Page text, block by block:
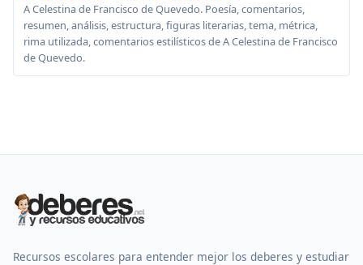
A Celestina de Francisco de Quevedo. Poesía, comentarios,
resumen, análisis, estructura, figuras literarias, tema, métrica,
rima utilizada, comentarios estilísticos de A Celestina de Francisco
de Quevedo.
Recursos escolares para entender mejor los deberes y estudiar